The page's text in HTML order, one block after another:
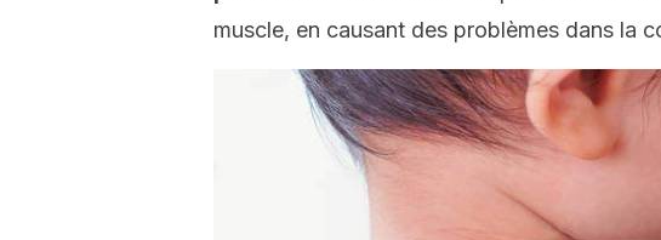
muscle, en causant des problèmes dans la